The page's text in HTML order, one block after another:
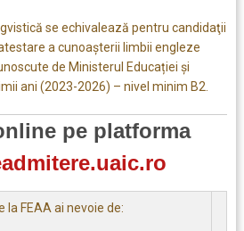
se echivalează pentru candidaţii
a cunoașterii limbii engleze
de Ministerul Educației şi
ani (2023-2026) – nivel minim B2.
pe platforma
la FEAA ai nevoie de: